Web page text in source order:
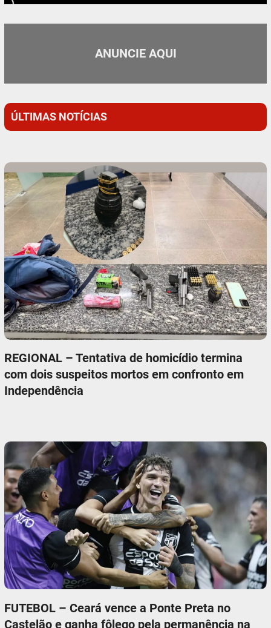
ANUNCIE AQUI
ÚLTIMAS NOTÍCIAS
REGIONAL – Tentativa de homicídio termina
com dois suspeitos mortos em confronto em
Independência
FUTEBOL – Ceará vence a Ponte Preta no
Castelão e ganha fôlego pela permanência na